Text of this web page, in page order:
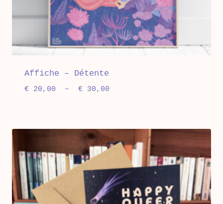
Affiche – Détente
€ 20,00 – € 30,00Plage
€ 30,00